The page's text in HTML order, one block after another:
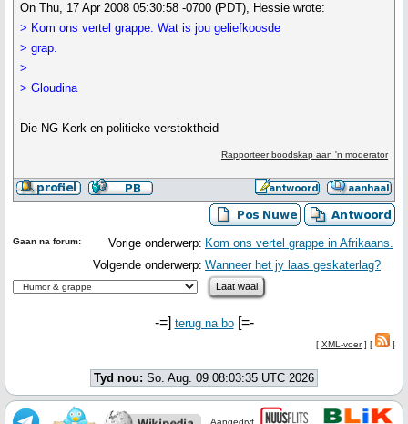
On Thu, 17 Apr 2008 05:30:58 -0700 (PDT), Hessie wrote:
> Kom ons vertel grappe. Wat is jou geliefkoosde
> grap.
>
> Gloudina
Die NG Kerk en politieke verstoktheid
Rapporteer boodskap aan 'n moderator
Vorige onderwerp: Kom ons vertel grappe in Afrikaans.
Volgende onderwerp: Wanneer het jy laas geskaterlag?
Gaan na forum:
-=] terug na bo[=-
[ XML-voer] [ ]
Tyd nou: So. Aug. 09 08:03:35 UTC 2026
Aangedryf